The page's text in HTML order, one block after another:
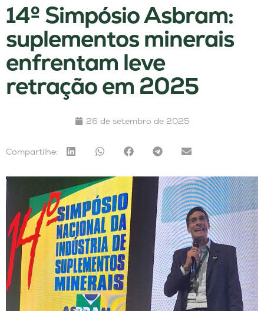
14º Simpósio Asbram:
suplementos minerais
enfrentam leve
retração em 2025
26 de setembro de 2025
Compartilhe: